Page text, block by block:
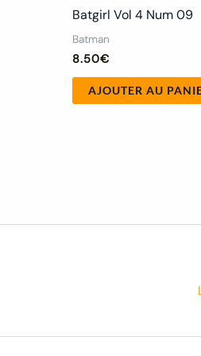
Batgirl Vol 4 Num 09
Batman
8.50€
AJOUTER AU